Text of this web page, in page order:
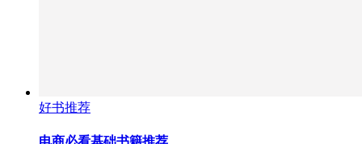
好书推荐
电商必看基础书籍推荐